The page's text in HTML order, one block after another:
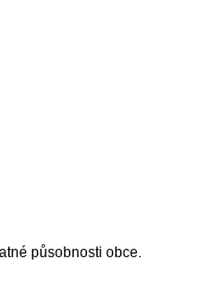
působnosti obce.